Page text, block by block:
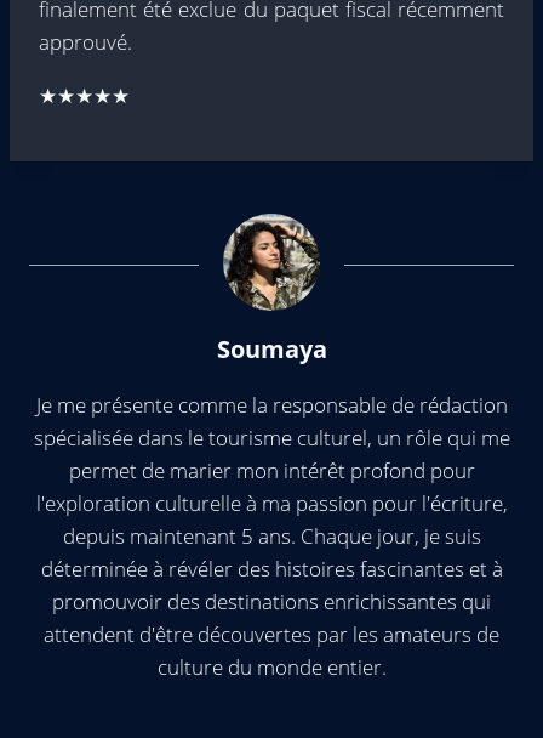
finalement été exclue du paquet fiscal récemment
approuvé.
★★★★★
Soumaya
Je me présente comme la responsable de rédaction
spécialisée dans le tourisme culturel, un rôle qui me
permet de marier mon intérêt profond pour
l'exploration culturelle à ma passion pour l'écriture,
depuis maintenant 5 ans. Chaque jour, je suis
déterminée à révéler des histoires fascinantes et à
promouvoir des destinations enrichissantes qui
attendent d'être découvertes par les amateurs de
culture du monde entier.